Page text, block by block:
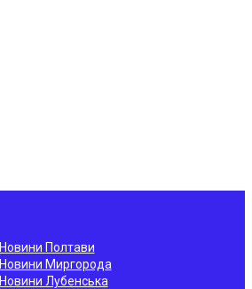
Новини Полтави
Новини Миргорода
Новини Лубенська